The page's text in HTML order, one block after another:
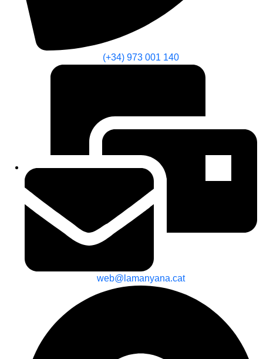
(+34) 973 001 140
web@lamanyana.cat